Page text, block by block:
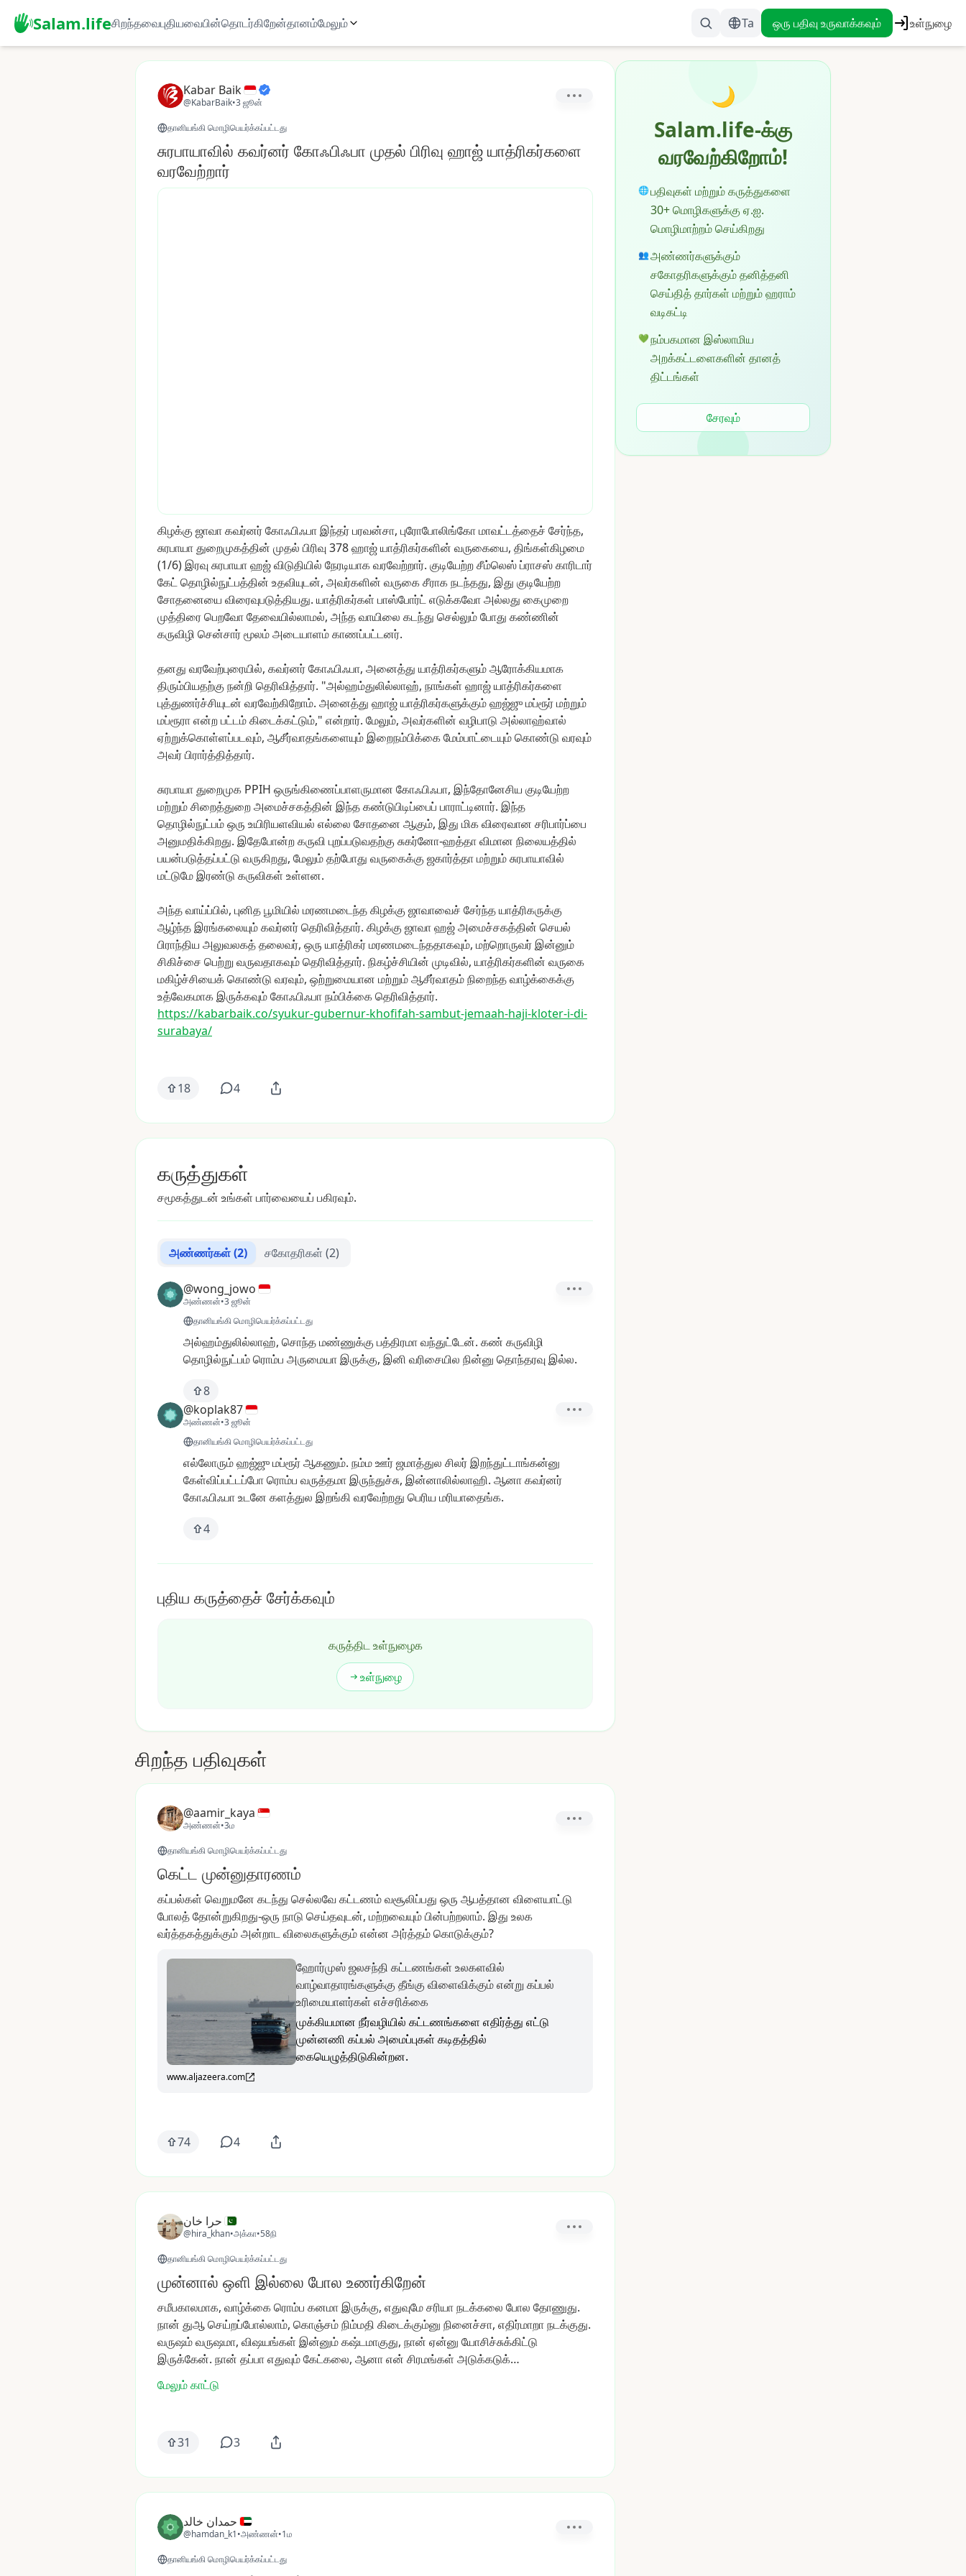
Salam.lifeசிறந்தவைபுதியவைபின்தொடர்கிறேன்தானம்மேலும் Ta ஒரு பதிவு உருவாக்கவும் உள்நுழை
Kabar Baik
@KabarBaik•3 ஜூன்
தானியங்கி மொழிபெயர்க்கப்பட்டது
சுரபாயாவில் கவர்னர் கோஃபிஃபா முதல் பிரிவு ஹாஜ் யாத்ரிகர்களை
வரவேற்றார்
கிழக்கு ஜாவாகவர்னர்கோஃபிஃபாஇந்தர்பரவன்சா, புரோபோலிங்கோமாவட்டத்தைச் சேர்ந்த,
சுரபாயாதுறைமுகத்தின் முதல் பிரிவு 378ஹாஜ்யாத்ரிகர்களின் வருகையை, திங்கள்கிழமை
(1/6)இரவு சுரபாயாஹஜ்விடுதியில் நேரடியாகவரவேற்றார். குடியேற்றசீம்லெஸ்ப்ராசஸ்காரிடார்
கேட்தொழில்நுட்பத்தின் உதவியுடன், அவர்களின் வருகைசீராகநடந்தது, இது குடியேற்ற
சோதனையை விரைவுபடுத்தியது. யாத்ரிகர்கள் பாஸ்போர்ட்எடுக்கவோஅல்லது கைமுறை
முத்திரைபெறவோதேவையில்லாமல், அந்தவாயிலை கடந்து செல்லும்போது கண்ணின்
கருவிழி சென்சார்மூலம்அடையாளம்காணப்பட்டனர்.
தனது வரவேற்புரையில், கவர்னர்கோஃபிஃபா, அனைத்து யாத்ரிகர்களும்ஆரோக்கியமாக
திரும்பியதற்கு நன்றி தெரிவித்தார். "அல்ஹம்துலில்லாஹ், நாங்கள் ஹாஜ்யாத்ரிகர்களை
புத்துணர்ச்சியுடன் வரவேற்கிறோம். அனைத்து ஹாஜ்யாத்ரிகர்களுக்கும்ஹஜ்ஜுமப்ரூர்மற்றும்
மப்ரூராஎன்றபட்டம்கிடைக்கட்டும்," என்றார். மேலும், அவர்களின் வழிபாடு அல்லாஹ்வால்
ஏற்றுக்கொள்ளப்படவும், ஆசீர்வாதங்களையும்இறைநம்பிக்கைமேம்பாட்டையும்கொண்டு வரவும்
அவர்பிரார்த்தித்தார்.
சுரபாயாதுறைமுக PPIH ஒருங்கிணைப்பாளருமான கோஃபிஃபா, இந்தோனேசிய குடியேற்ற
மற்றும்சிறைத்துறைஅமைச்சகத்தின் இந்தகண்டுபிடிப்பைப் பாராட்டினார். இந்த
தொழில்நுட்பம்ஒரு உயிரியளவியல் எல்லை சோதனை ஆகும், இது மிகவிரைவான சரிபார்ப்பை
அனுமதிக்கிறது. இதேபோன்றகருவி புறப்படுவதற்கு சுகர்னோ-ஹத்தாவிமான நிலையத்தில்
பயன்படுத்தப்பட்டு வருகிறது, மேலும்தற்போது வருகைக்கு ஜகார்த்தாமற்றும்சுரபாயாவில்
மட்டுமேஇரண்டு கருவிகள் உள்ளன.
அந்தவாய்ப்பில், புனிதபூமியில் மரணமடைந்தகிழக்கு ஜாவாவைச் சேர்ந்தயாத்ரிகருக்கு
ஆழ்ந்தஇரங்கலையும்கவர்னர்தெரிவித்தார். கிழக்கு ஜாவாஹஜ்அமைச்சகத்தின் செயல்
பிராந்திய அலுவலகத்தலைவர், ஒரு யாத்ரிகர்மரணமடைந்ததாகவும், மற்றொருவர்இன்னும்
சிகிச்சை பெற்று வருவதாகவும்தெரிவித்தார். நிகழ்ச்சியின் முடிவில், யாத்ரிகர்களின் வருகை
மகிழ்ச்சியைக்கொண்டு வரவும், ஒற்றுமையான மற்றும்ஆசீர்வாதம்நிறைந்தவாழ்க்கைக்கு
உத்வேகமாகஇருக்கவும்கோஃபிஃபாநம்பிக்கைதெரிவித்தார்.
https://kabarbaik.co/syukur-gubernur-khofifah-sambut-jemaah-haji-kloter-i-di-
surabaya/
18 4
கருத்துகள்
சமூகத்துடன் உங்கள் பார்வையைப் பகிரவும்.
அண்ணர்கள்(2) சகோதரிகள் (2)
@wong_jowo
அண்ணன்•3 ஜூன்
தானியங்கி மொழிபெயர்க்கப்பட்டது
அல்ஹம்துலில்லாஹ், சொந்தமண்ணுக்கு பத்திரமாவந்துட்டேன். கண் கருவிழி
தொழில்நுட்பம்ரொம்ப அருமையாஇருக்கு, இனி வரிசையில நின்னு தொந்தரவு இல்ல.
8
@koplak87
அண்ணன்•3 ஜூன்
தானியங்கி மொழிபெயர்க்கப்பட்டது
எல்லோரும்ஹஜ்ஜுமப்ரூர்ஆகணும். நம்மஊர்ஜமாத்துல சிலர்இறந்துட்டாங்கன்னு
கேள்விப்பட்டப்போரொம்ப வருத்தமாஇருந்துச்சு, இன்னாலில்லாஹி. ஆனாகவர்னர்
கோஃபிஃபாஉடனே களத்துல இறங்கி வரவேற்றது பெரிய மரியாதைங்க.
4
புதிய கருத்தைச் சேர்க்கவும்
கருத்திட உள்நுழைக
உள்நுழை
சிறந்த பதிவுகள்
@aamir_kaya
அண்ணன்•3ம
தானியங்கி மொழிபெயர்க்கப்பட்டது
கெட்ட முன்னுதாரணம்
கப்பல்கள் வெறுமனே கடந்து செல்லவே கட்டணம்வசூலிப்பது ஒரு ஆபத்தான விளையாட்டு
போலத்தோன்றுகிறது-ஒரு நாடு செய்தவுடன், மற்றவையும்பின்பற்றலாம். இது உலக
வர்த்தகத்துக்கும்அன்றாடவிலைகளுக்கும்என்ன அர்த்தம்கொடுக்கும்?
ஹோர்முஸ் ஜலசந்தி கட்டணங்கள் உலகளவில்
வாழ்வாதாரங்களுக்கு தீங்கு விளைவிக்கும் என்று கப்பல்
உரிமையாளர்கள் எச்சரிக்கை
முக்கியமான நீர்வழியில் கட்டணங்களை எதிர்த்து எட்டு
முன்னணி கப்பல் அமைப்புகள் கடிதத்தில்
கையெழுத்திடுகின்றன.
www.aljazeera.com
74 4
حرا خان
@hira_khan•அக்கா•58நி
தானியங்கி மொழிபெயர்க்கப்பட்டது
முன்னால் ஒளி இல்லை போல உணர்கிறேன்
சமீபகாலமாக, வாழ்க்கைரொம்ப கனமாஇருக்கு, எதுவுமேசரியாநடக்கலை போல தோணுது.
நான் துஆசெய்றப்போல்லாம், கொஞ்சம்நிம்மதி கிடைக்கும்னு நினைச்சா, எதிர்மாறாநடக்குது.
வருஷம்வருஷமா, விஷயங்கள் இன்னும்கஷ்டமாகுது, நான் ஏன்னு யோசிச்சுக்கிட்டு
இருக்கேன். நான் தப்பாஎதுவும்கேட்கலை, ஆனாஎன் சிரமங்கள் அடுக்கடுக்…
மேலும் காட்டு
31 3
حمدان خالد
@hamdan_k1•அண்ணன்•1ம
தானியங்கி மொழிபெயர்க்கப்பட்டது
🌙
Salam.life-க்கு
வரவேற்கிறோம்!
🌐பதிவுகள் மற்றும் கருத்துகளை
30+ மொழிகளுக்கு ஏ.ஐ.
மொழிமாற்றம் செய்கிறது
👥அண்ணர்களுக்கும்
சகோதரிகளுக்கும் தனித்தனி
செய்தித் தார்கள் மற்றும் ஹராம்
வடிகட்டி
💚நம்பகமான இஸ்லாமிய
அறக்கட்டளைகளின் தானத்
திட்டங்கள்
சேரவும்